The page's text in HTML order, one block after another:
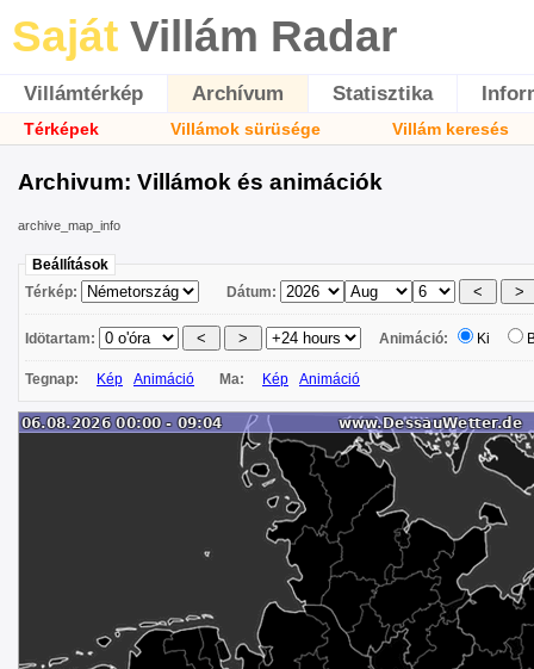
Saját Villám Radar
Villámtérkép Archívum Statisztika
Térképek Villámok sürüsége Villám keresés
Archivum: Villámok és animációk
archive_map_info
Beállítások
Térkép:
Dátum:
Idötartam: Animáció: Ki
Tegnap: Kép Animáció Ma: Kép Animáció